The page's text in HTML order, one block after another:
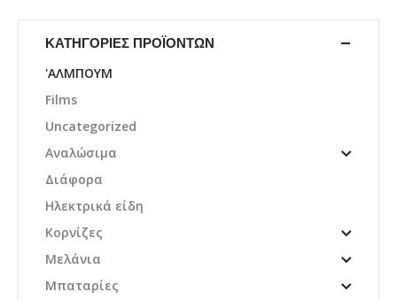
ΚΑΤΗΓΟΡΊΕΣ ΠΡΟΪΌΝΤΩΝ
'ΑΛΜΠΟΥΜ
Films
Uncategorized
Αναλώσιμα
Διάφορα
Ηλεκτρικά είδη
Κορνίζες
Μελάνια
Μπαταρίες